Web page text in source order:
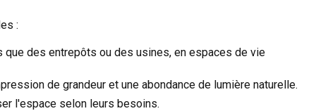
:
des entrepôts ou des usines, en espaces de vie
de grandeur et une abondance de lumière naturelle.
l'espace selon leurs besoins.